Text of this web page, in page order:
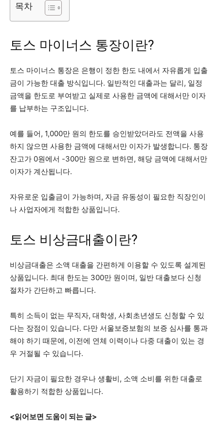
목차
토스 마이너스 통장이란?
토스 마이너스 통장은 은행이 정한 한도 내에서 자유롭게 입출
금이 가능한 대출 방식입니다. 일반적인 대출과는 달리, 일정
금액을 한도로 부여받고 실제로 사용한 금액에 대해서만 이자
를 납부하는 구조입니다.
예를 들어, 1,000만 원의 한도를 승인받았더라도 전액을 사용
하지 않으면 사용한 금액에 대해서만 이자가 발생합니다. 통장
잔고가 0원에서 -300만 원으로 변하면, 해당 금액에 대해서만
이자가 계산됩니다.
자유로운 입출금이 가능하며, 자금 유동성이 필요한 직장인이
나 사업자에게 적합한 상품입니다.
토스 비상금대출이란?
비상금대출은 소액 대출을 간편하게 이용할 수 있도록 설계된
상품입니다. 최대 한도는 300만 원이며, 일반 대출보다 신청
절차가 간단하고 빠릅니다.
특히 소득이 없는 무직자, 대학생, 사회초년생도 신청할 수 있
다는 장점이 있습니다. 다만 서울보증보험의 보증 심사를 통과
해야 하기 때문에, 이전에 연체 이력이나 다중 대출이 있는 경
우 거절될 수 있습니다.
단기 자금이 필요한 경우나 생활비, 소액 소비를 위한 대출로
활용하기 적합한 상품입니다.
<읽어보면 도움이 되는 글>